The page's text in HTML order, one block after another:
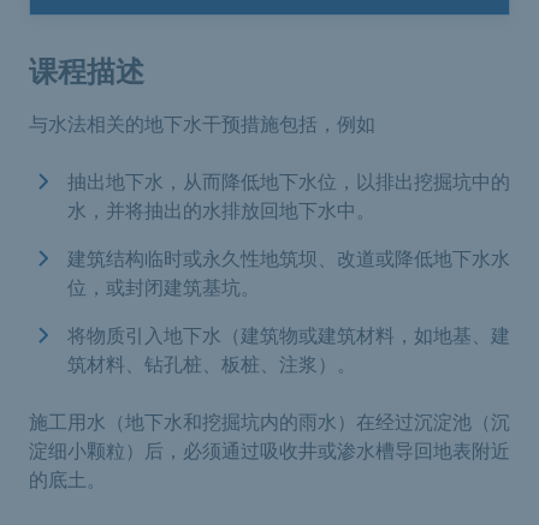
课程描述
与水法相关的地下水干预措施包括，例如
抽出地下水，从而降低地下水位，以排出挖掘坑中的
水，并将抽出的水排放回地下水中。
建筑结构临时或永久性地筑坝、改道或降低地下水水
位，或封闭建筑基坑。
将物质引入地下水（建筑物或建筑材料，如地基、建
筑材料、钻孔桩、板桩、注浆）。
施工用水（地下水和挖掘坑内的雨水）在经过沉淀池（沉
淀细小颗粒）后，必须通过吸收井或渗水槽导回地表附近
的底土。